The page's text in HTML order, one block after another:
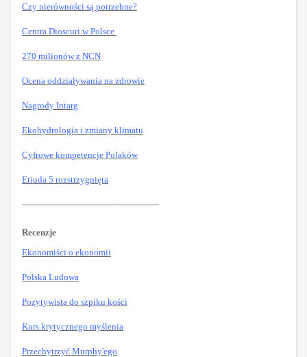
Czy nierówności są potrzebne?
Centra Dioscuri w Polsce
270 milionów z NCN
Ocena oddziaływania na zdrowie
Nagrody Intarg
Ekohydrologia i zmiany klimatu
Cyfrowe kompetencje Polaków
Etiuda 5 rozstrzygnięta
--------------------------------------------------
Recenzje
Ekonomiści o ekonomii
Polska Ludowa
Pozytywista do szpiku kości
Kurs krytycznego myślenia
Przechytrzyć Murphy'ego